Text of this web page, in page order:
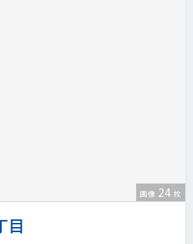
目
画像 24 枚